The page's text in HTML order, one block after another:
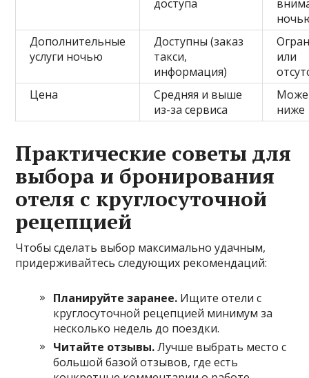
доступа
Дополнительные
услуги ночью
Доступны (заказ
такси,
информация)
или
Цена
Средняя и выше
из-за сервиса
ниже
Практические советы для
выбора и бронирования
отеля с круглосуточной
рецепцией
Чтобы сделать выбор максимально удачным,
придерживайтесь следующих рекомендаций:
Планируйте заранее. Ищите отели с
круглосуточной рецепцией минимум за
несколько недель до поездки.
Читайте отзывы.Лучше выбрать место с
большой базой отзывов, где есть